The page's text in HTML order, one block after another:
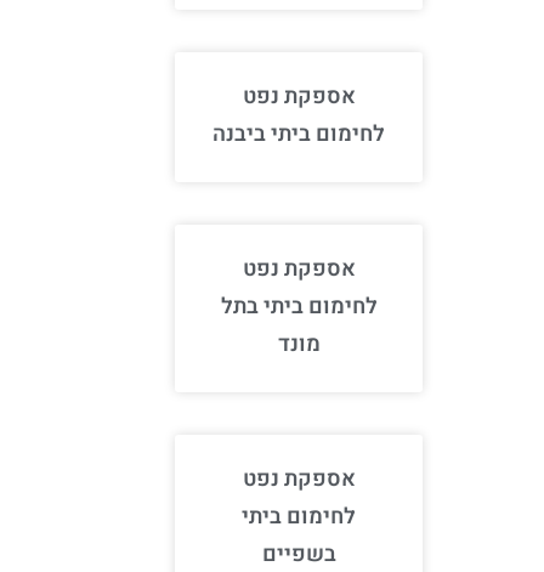
אספקת נפט
לחימום ביתי ביבנה
אספקת נפט
לחימום ביתי בתל
מונד
אספקת נפט
לחימום ביתי
בשפיים